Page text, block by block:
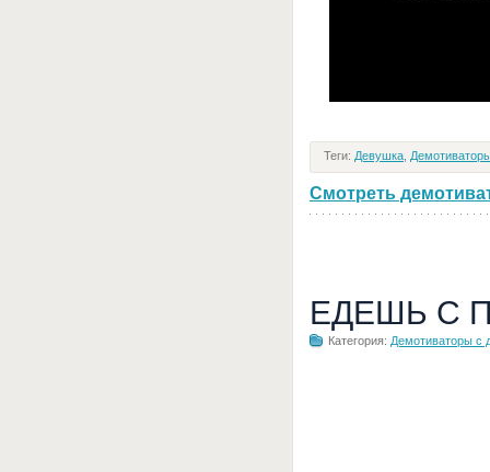
Теги: Девушка
Смотреть
ЕДЕШЬ С
Категория: Демотиваторы с